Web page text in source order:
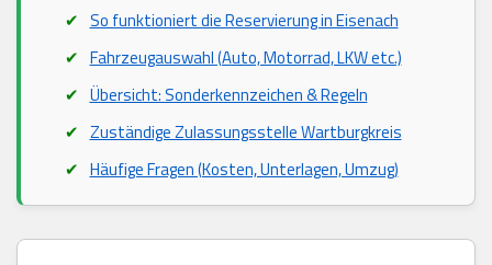
So funktioniert die Reservierung in Eisenach
Fahrzeugauswahl (Auto, Motorrad, LKW etc.)
Übersicht: Sonderkennzeichen & Regeln
Zuständige Zulassungsstelle Wartburgkreis
Häufige Fragen (Kosten, Unterlagen, Umzug)